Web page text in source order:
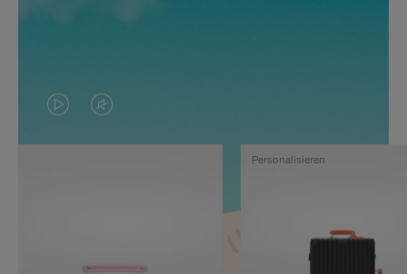
DAS
VIDEO
VIDEO
IST
Personalisieren